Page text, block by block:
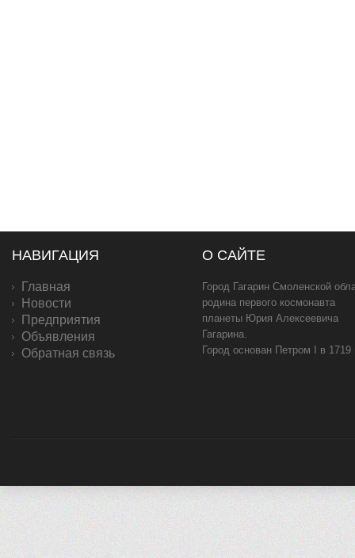
НАВИГАЦИЯ
Главная
Новости
Предприятия
Объявления
Обратная связь
О САЙТЕ
Город Гагарин Смоленской
родина первого космонавта
планеты Юрия Алексеевича
Гагарина.
Город основан Петром I в 1719